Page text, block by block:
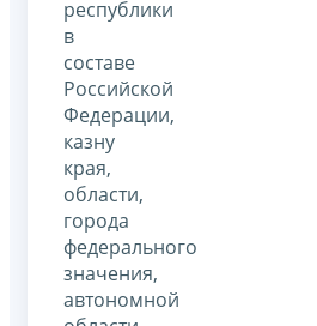
республики
в
составе
Российской
Федерации,
казну
края,
области,
города
федерального
значения,
автономной